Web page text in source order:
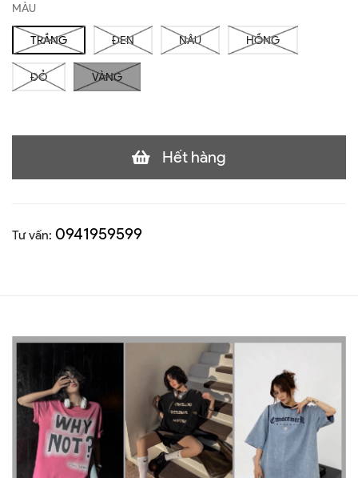
MÀU
TRẮNG ĐEN NÂU HỒNG
ĐỎ VÀNG
Hết hàng
Tư vấn: 0941959599